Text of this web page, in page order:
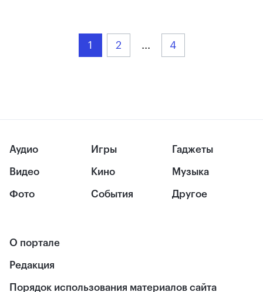
1 2 ... 4
Аудио
Видео
Фото
Игры
Кино
События
Гаджеты
Музыка
Другое
О портале
Редакция
Порядок использования материалов сайта